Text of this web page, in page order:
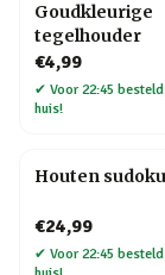
Goudkleurige
tegelhouder
€4,99
✔ Voor 22:45
huis!
Houten
€24,99
✔ Voor 22:45